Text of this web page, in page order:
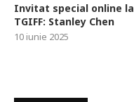
Invitat special online la
TGIFF: Stanley Chen
10 iunie 2025